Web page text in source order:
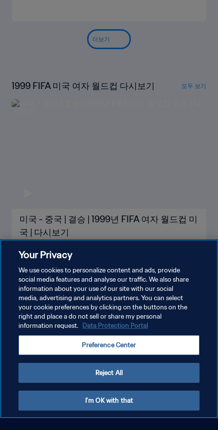
더보기
1999 FIFA 미국 여자 월드컵 다시보기 모두 보기
미국 - 중국 | 결승 | 1999년 FIFA 여자 월드컵 미
국 | 다시보기
서비스 약관
Your Privacy
We use cookies to personalize content and ads, provide
social media features and analyse our traffic. We also share
information about your use of our site with our social
media, advertising and analytics partners. You can select
your cookie preferences by clicking on the buttons on the
right and place a do not sell or share my personal
information request. Data Protection Portal
Preference Center
Reject All
I'm OK with that